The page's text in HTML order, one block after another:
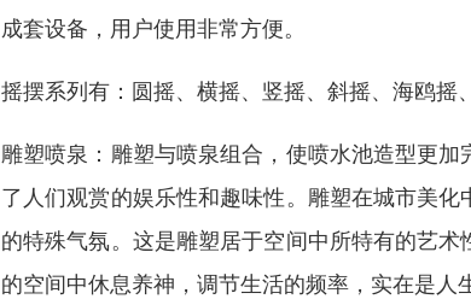
成套设备，用户使用非常方便。
摇摆系列有：圆摇、横摇、竖摇、斜摇、海鸥
雕塑喷泉：雕塑与喷泉组合，使喷水池造型更
了人们观赏的娱乐性和趣味性。雕塑在城市美
的特殊气氛。这是雕塑居于空间中所特有的艺
的空间中休息养神，调节生活的频率，实在是